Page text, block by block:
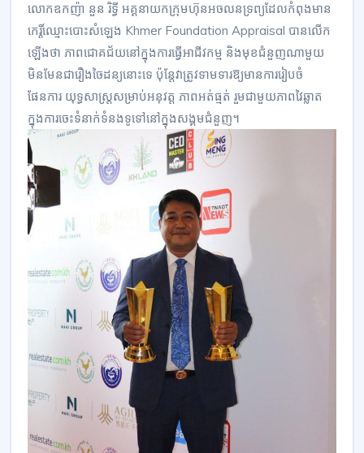
លោកឧកញ៉ា នួន រិទ្ធី អគ្គនាយកក្រុមហ៊ុនអចលនទ្រព្យដែលកំពុងមាន
កេរ្តិ៍ឈ្មោះបោះសំឡេង Khmer Foundation Appraisal បានលើក
ឡើងថា ភាពជោគជ័យនៅក្នុងការធ្វើអាជីវកម្ម និងមុខជំនួញណាមួយ
មិនមែនជារឿងចៃដន្យនោះទេ ប៉ុន្តែវាត្រូវទាមទារឱ្យមានការរៀបចំ
ផែនការ យុទ្ធសាស្ត្រសម្រាប់អនុវត្ត ភាពអត់ធ្មត់ រួមជាមួយភាពវៃឆ្លាត
ក្នុងការចេះទំនាក់ទំនងទូទៅនៅក្នុងសង្គមជំនួញ។